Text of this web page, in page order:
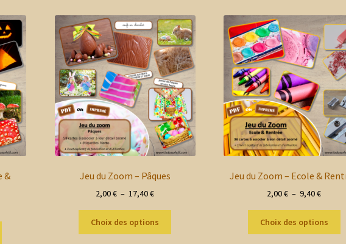
&
Jeu du Zoom – Pâques
2,00€ – 17,40€Plage
prix :
2,00 €
Choix des options
Jeu du Zoom – Ecole &
2,00€ – 9,40€Plage
prix :
2,00 €
Choix des options